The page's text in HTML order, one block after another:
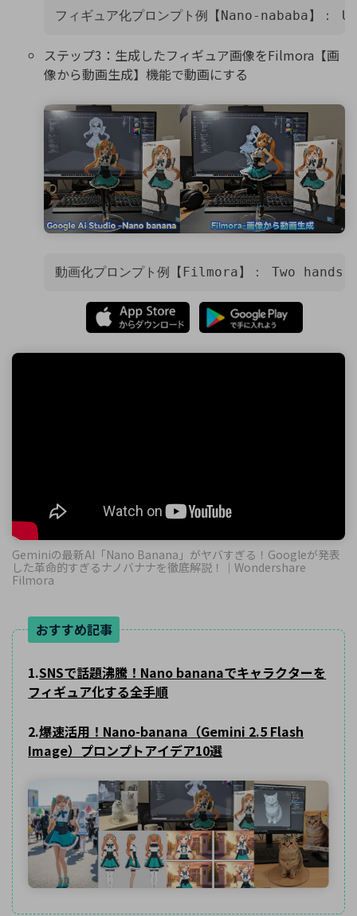
フィギュア化プロンプト例【Nano-
ステップ3：生成したフィギュア画像をFilmora【画
像から動画生成】機能で動画にする
動画化プロンプト例【Filmora】：
Geminiの最新AI「Nano Banana」がヤバすぎる！Googleが発表
した革命的すぎるナノバナナを徹底解説！｜Wondershare
Filmora
おすすめ記事
1.SNSで話題沸騰！Nano bananaでキャラクターを
フィギュア化する全手順
2.爆速活用！Nano-banana（Gemini 2.5 Flash
Image）プロンプトアイデア10選